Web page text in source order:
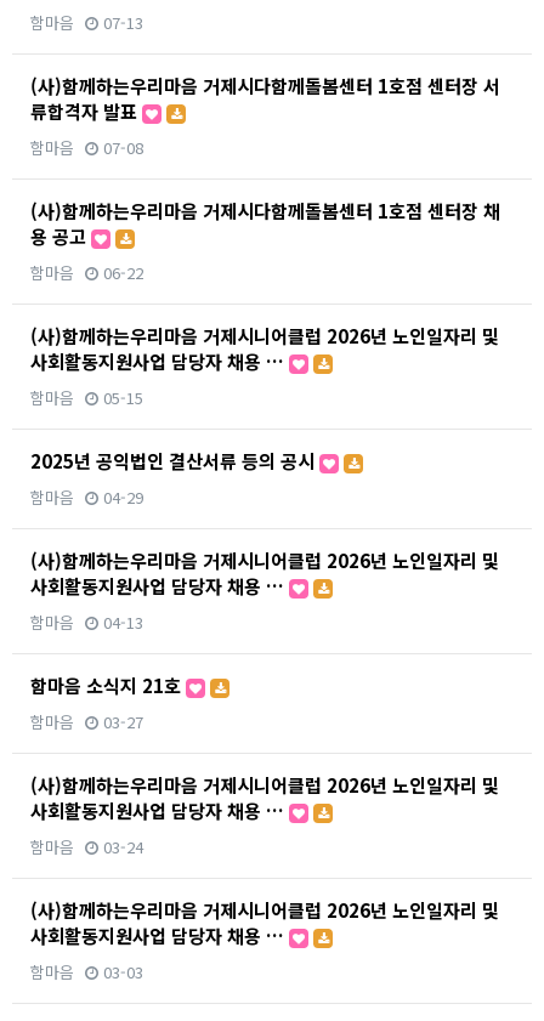
함마음 07-13
(사)함께하는우리마음 거제시다함께돌봄센터 1호점 센터장 서
류합격자 발표
함마음 07-08
(사)함께하는우리마음 거제시다함께돌봄센터 1호점 센터장 채
용 공고
함마음 06-22
(사)함께하는우리마음 거제시니어클럽 2026년 노인일자리 및
사회활동지원사업 담당자 채용 …
함마음 05-15
2025년 공익법인 결산서류 등의 공시
함마음 04-29
(사)함께하는우리마음 거제시니어클럽 2026년 노인일자리 및
사회활동지원사업 담당자 채용 …
함마음 04-13
함마음 소식지 21호
함마음 03-27
(사)함께하는우리마음 거제시니어클럽 2026년 노인일자리 및
사회활동지원사업 담당자 채용 …
함마음 03-24
(사)함께하는우리마음 거제시니어클럽 2026년 노인일자리 및
사회활동지원사업 담당자 채용 …
함마음 03-03